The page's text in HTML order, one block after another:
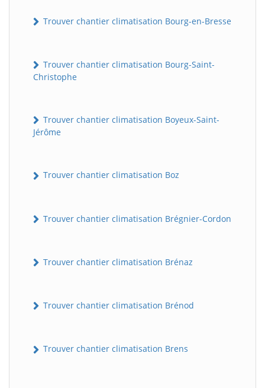
Trouver chantier climatisation Bourg-en-Bresse
Trouver chantier climatisation Bourg-Saint-
Christophe
Trouver chantier climatisation Boyeux-Saint-
Jérôme
Trouver chantier climatisation Boz
Trouver chantier climatisation Brégnier-Cordon
Trouver chantier climatisation Brénaz
Trouver chantier climatisation Brénod
Trouver chantier climatisation Brens